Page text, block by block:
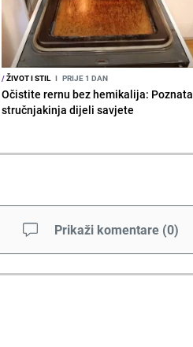
/ŽIVOT I STIL I PRIJE 1 DAN
Očistite rernu bez hemikalija: Poznata
stručnjakinja dijeli savjete
Prikaži komentare (0)